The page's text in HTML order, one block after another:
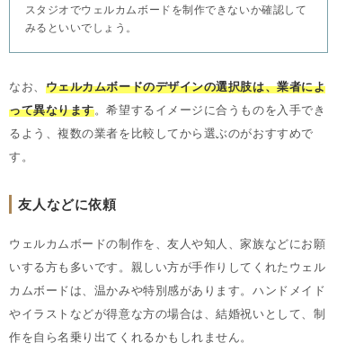
スタジオでウェルカムボードを制作できないか確認して
みるといいでしょう。
なお、 ウェルカムボードのデザインの選択肢は、業者によ
って異なります。希望するイメージに合うものを入手でき
るよう、複数の業者を比較してから選ぶのがおすすめで
す。
友人などに依頼
ウェルカムボードの制作を、友人や知人、家族などにお願
いする方も多いです。親しい方が手作りしてくれたウェル
カムボードは、温かみや特別感があります。ハンドメイド
やイラストなどが得意な方の場合は、結婚祝いとして、制
作を自ら名乗り出てくれるかもしれません。